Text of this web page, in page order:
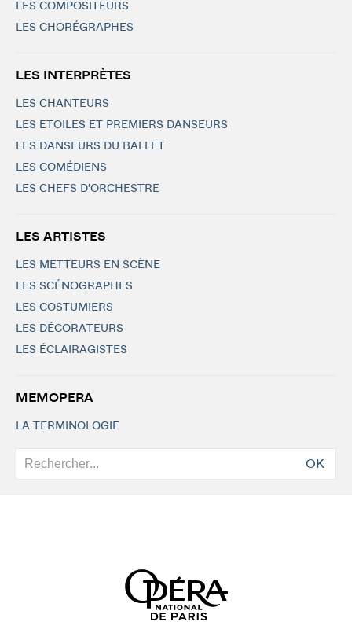
LES COMPOSITEURS
LES CHORÉGRAPHES
LES INTERPRÈTES
LES CHANTEURS
LES ETOILES ET PREMIERS DANSEURS
LES DANSEURS DU BALLET
LES COMÉDIENS
LES CHEFS D'ORCHESTRE
LES ARTISTES
LES METTEURS EN SCÈNE
LES SCÉNOGRAPHES
LES COSTUMIERS
LES DÉCORATEURS
LES ÉCLAIRAGISTES
MEMOPERA
LA TERMINOLOGIE
OK